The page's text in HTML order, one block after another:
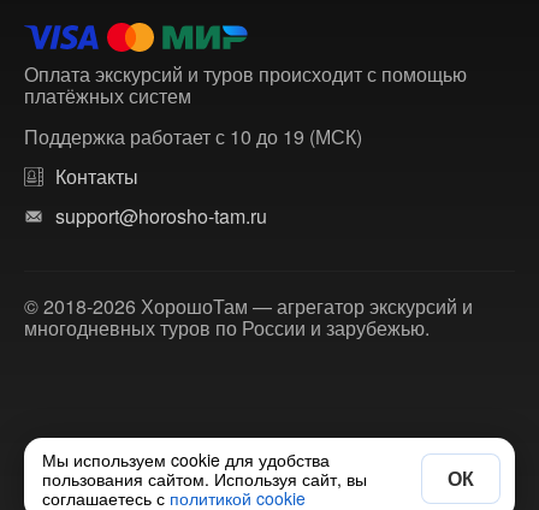
Оплата экскурсий и туров происходит с помощью
платёжных систем
Поддержка работает с 10 до 19 (МСК)
Контакты
support@horosho-tam.ru
© 2018-2026 ХорошоТам — агрегатор экскурсий и
многодневных туров по России и зарубежью.
Мы используем cookie для удобства
пользования сайтом. Используя сайт, вы
соглашаетесь с политикой cookie
ОК